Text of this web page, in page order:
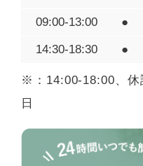
09:00-13:00 ●
14:30-18:30 ●
※：14:00-18:00、休
日